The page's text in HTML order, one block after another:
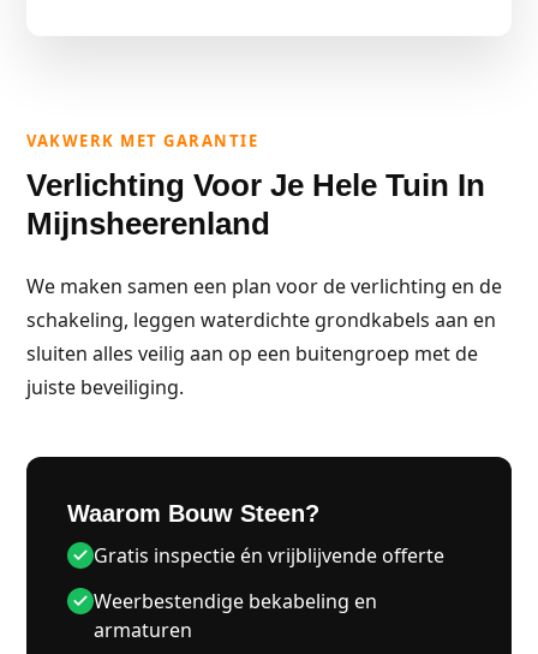
VAKWERK MET GARANTIE
Verlichting Voor Je Hele Tuin In
Mijnsheerenland
We maken samen een plan voor de verlichting en de
schakeling, leggen waterdichte grondkabels aan en
sluiten alles veilig aan op een buitengroep met de
juiste beveiliging.
Waarom Bouw Steen?
Gratis inspectie én vrijblijvende offerte
Weerbestendige bekabeling en
armaturen